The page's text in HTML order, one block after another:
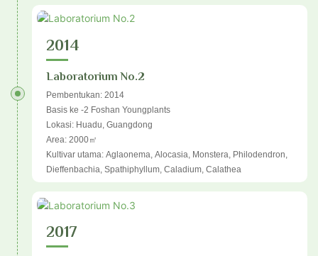
2014
Laboratorium No.2
Pembentukan: 2014
Basis ke -2 Foshan Youngplants
Lokasi: Huadu, Guangdong
Area: 2000㎡
Kultivar utama: Aglaonema, Alocasia, Monstera, Philodendron,
Dieffenbachia, Spathiphyllum, Caladium, Calathea
2017